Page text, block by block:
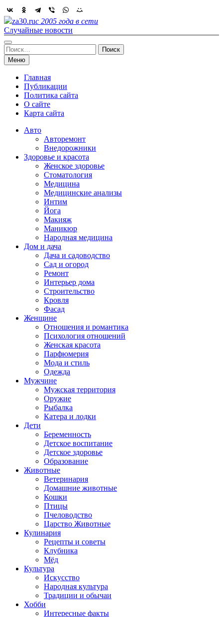
Skip
to
content
za30.ruс 2005 года в сети
Случайные новости
Найти:
Меню
Главная
Публикации
Политика сайта
О сайте
Карта сайта
Авто
Авторемонт
Внедорожники
Здоровье и красота
Женское здоровье
Стоматология
Медицина
Медицинские анализы
Интим
Йога
Макияж
Маникюр
Народная медицина
Дом и дача
Дача и садоводство
Сад и огород
Ремонт
Интерьер дома
Строительство
Кровля
Фасад
Женщине
Отношения и романтика
Психология отношений
Женская красота
Парфюмерия
Мода и стиль
Одежда
Мужчине
Мужская территория
Оружие
Рыбалка
Катера и лодки
Дети
Беременность
Детское воспитание
Детское здоровье
Образование
Животные
Ветеринария
Домашние животные
Кошки
Птицы
Пчеловодство
Царство Животные
Кулинария
Рецепты и советы
Клубника
Мёд
Культура
Искусство
Народная культура
Традиции и обычаи
Хобби
Интересные факты